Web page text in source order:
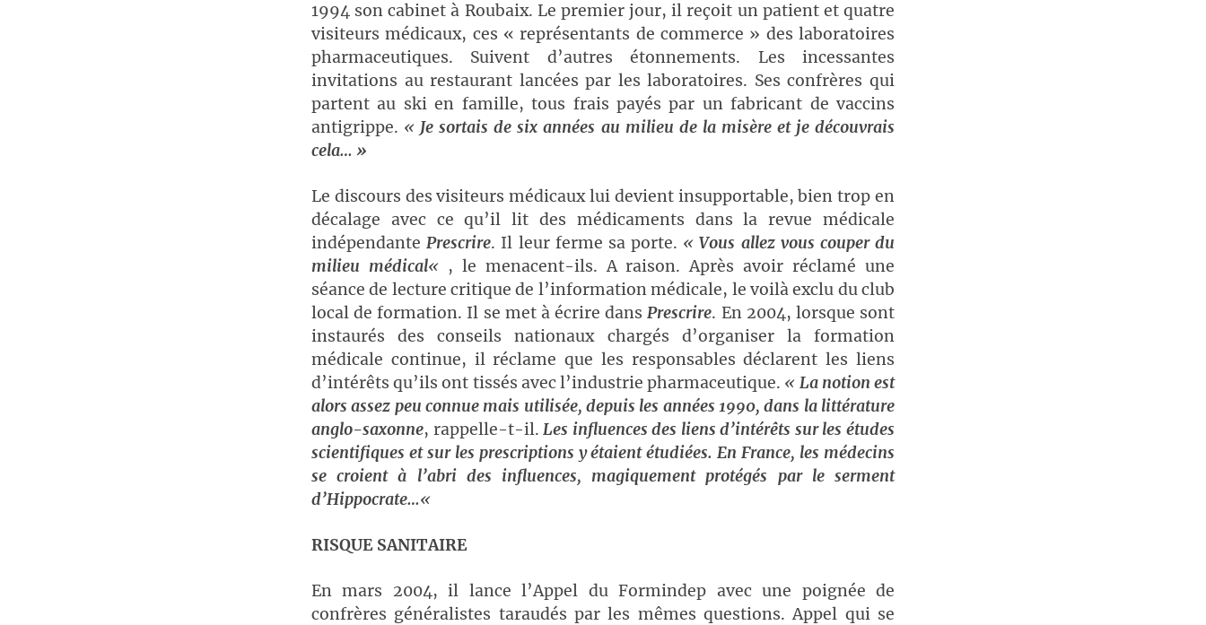
1994 son cabinet à Roubaix. Le premier jour, il reçoit un patient et quatre
visiteurs médicaux, ces « représentants de commerce » des laboratoires
pharmaceutiques. Suivent d’autres étonnements. Les incessantes
invitations au restaurant lancées par les laboratoires. Ses confrères qui
partent au ski en famille, tous frais payés par un fabricant de vaccins
antigrippe. « Je sortais de six années au milieu de la misère et je découvrais
cela… »
Le discours des visiteurs médicaux lui devient insupportable, bien trop en
décalage avec ce qu’il lit des médicaments dans la revue médicale
indépendantePrescrire. Il leur ferme sa porte. «Vous allez vous couper du
milieu médical« , le menacent-ils. A raison. Après avoir réclamé une
séance de lecture critique de l’information médicale, le voilà exclu du club
local de formation. Il se met à écrire dansPrescrire. En 2004, lorsque sont
instaurés des conseils nationaux chargés d’organiser la formation
médicale continue, il réclame que les responsables déclarent les liens
d’intérêts qu’ils ont tissés avec l’industrie pharmaceutique. « La notion est
alors assez peu connue mais utilisée, depuis les années 1990, dans la littérature
anglo-saxonne, rappelle-t-il.Les influences des liens d’intérêts sur les études
scientifiques et sur les prescriptions y étaient étudiées. En France, les médecins
se croient à l’abri des influences, magiquement protégés par le serment
d’Hippocrate…«
RISQUE SANITAIRE
En mars 2004, il lance l’Appel du Formindep avec une poignée de
confrères généralistes taraudés par les mêmes questions. Appel qui se